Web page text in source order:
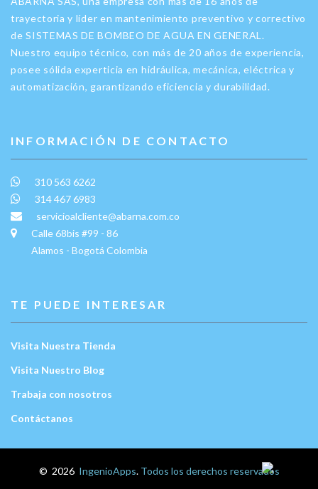
trayectoria y líder en mantenimiento preventivo y correctivo
de SISTEMAS DE BOMBEO DE AGUA EN GENERAL.
Nuestro equipo técnico, con más de 20 años de experiencia,
posee sólida experticia en hidráulica, mecánica, eléctrica y
automatización, garantizando eficiencia y durabilidad.
INFORMACIÓN DE CONTACTO
310 563 6262
314 467 6983
servicioalcliente@abarna.com.co
Calle 68bis #99 - 86
Alamos - Bogotá Colombia
TE PUEDE INTERESAR
Visita Nuestra Tienda
Visita Nuestro Blog
Trabaja con nosotros
Contáctanos
© 2026 IngenioApps. Todos los derechos reservados